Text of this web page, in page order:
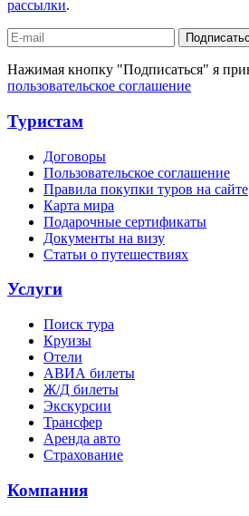
рассылки.
Нажимая кнопку "Подписаться" я
пользовательское соглашение
Туристам
Договоры
Пользовательское соглашение
Правила покупки туров на сайте
Карта мира
Подарочные сертификаты
Документы на визу
Статьи о путешествиях
Услуги
Поиск тура
Круизы
Отели
АВИА билеты
Ж/Д билеты
Экскурсии
Трансфер
Аренда авто
Страхование
Компания